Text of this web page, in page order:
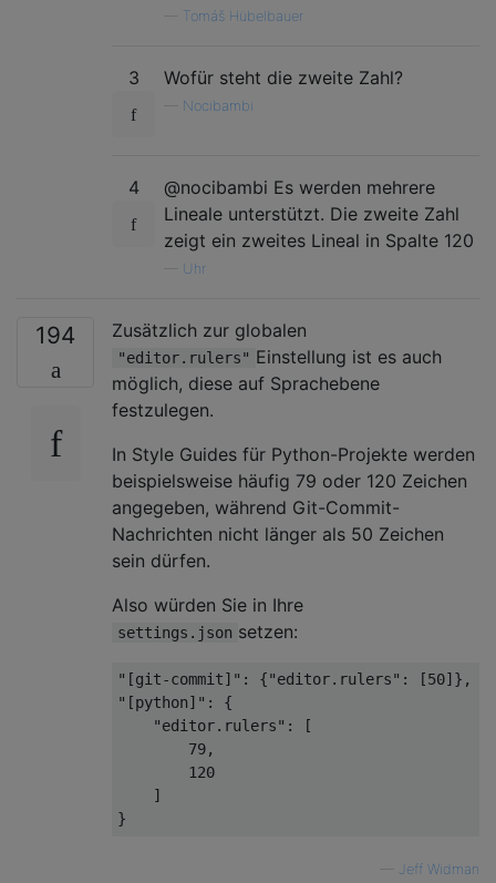
Tomáš Hübelbauer
3 Wofür steht die zweite Zahl?
Nocibambi
4
@nocibambi Es werden mehrere
Lineale unterstützt. Die zweite Zahl
zeigt ein zweites Lineal in Spalte 120
Uhr
194 Zusätzlich zur globalen
"editor.rulers" Einstellung ist es auch
möglich, diese auf Sprachebene
festzulegen.
In Style Guides für Python-Projekte werden
beispielsweise häufig 79 oder 120 Zeichen
angegeben, während Git-Commit-
Nachrichten nicht länger als 50 Zeichen
sein dürfen.
Also würden Sie in Ihre
settings.json setzen:
"[git-commit]" : {"editor.rulers" : [50]},
"[python]" :
{
"editor.rulers" :
[
79,
120
]
}
Jeff Widman